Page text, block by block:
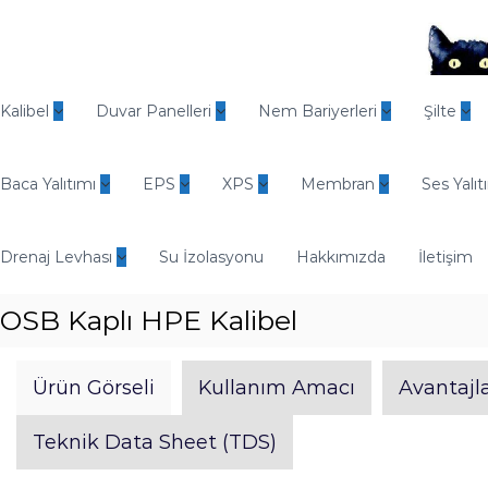
e
d
E
ü
t
Kalibel Duvar Panelleri Nem Bariyerleri Şilte
Baca Yalıtımı EPS XPS Membran Ses
Drenaj Levhası Su İzolasyonu Hakkımızda İletişim
OSB Kaplı HPE Kalibel
Ürün Görseli Kullanım Amacı
Teknik Data Sheet (TDS)